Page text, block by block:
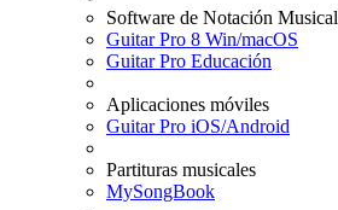
Software de Notación Musical
Guitar Pro 8 Win/macOS
Guitar Pro Educación
Aplicaciones móviles
Guitar Pro iOS/Android
Partituras musicales
MySongBook